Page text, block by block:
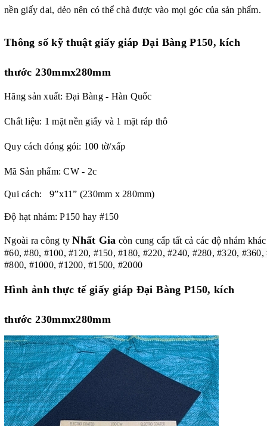
nền giấy dai, dẻo nên có thể chà được vào mọi góc của sản phẩm.
Thông số kỹ thuật giấy giáp Đại Bàng P150, kích
thước 230mmx280mm
Hãng sản xuất: Đại Bàng - Hàn Quốc
Chất liệu: 1 mặt nền giấy và 1 mặt ráp thô
Quy cách đóng gói: 100 tờ/xấp
Mã Sản phẩm: CW - 2c
Qui cách: 9”x11” (230mm x 280mm)
Độ hạt nhám: P150 hay #150
Ngoài ra công tyNhất Gia còn cung cấp tất cả các độ nhám
#60, #80, #100, #120, #150, #180, #220, #240, #280, #320,
#800, #1000, #1200, #1500, #2000
Hình ảnh thực tế giấy giáp Đại Bàng P150, kích
thước 230mmx280mm